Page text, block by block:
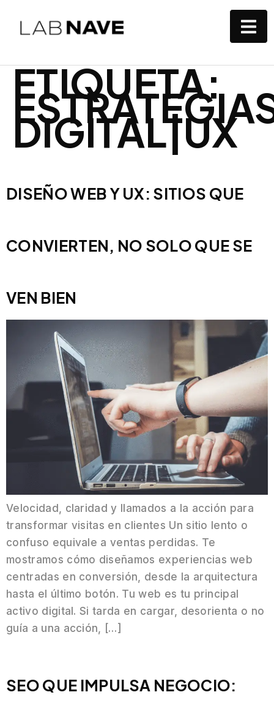
ETIQUETA:
DIGITAL|UX
DISEÑO WEB Y UX: SITIOS QUE
CONVIERTEN, NO SOLO QUE SE
VEN BIEN
Velocidad, claridad y llamados a la acción para
transformar visitas en clientes Un sitio lento o
confuso equivale a ventas perdidas. Te
mostramos cómo diseñamos experiencias web
centradas en conversión, desde la arquitectura
hasta el último botón. Tu web es tu principal
activo digital. Si tarda en cargar, desorienta o no
guía a una acción, […]
SEO QUE IMPULSA NEGOCIO: